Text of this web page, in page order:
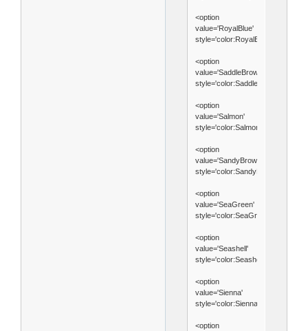
<option
value='RoyalBlue'
<option
value='SaddleBrown'
<option
value='Salmon'
style='color:Salmon'>Salmon</
<option
value='SandyBrown'
<option
value='SeaGreen'
<option
value='Seashell'
style='color:Seashell'>Seashell</
<option
value='Sienna'
style='color:Sienna'>Sienna</
<option